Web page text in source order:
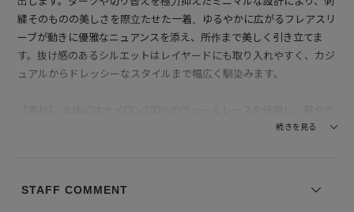
繍そのものの美しさを際立たせた一着。ゆるやかに広がるフレアスリ
ーブが動きに優雅なニュアンスを添え、所作まで美しく引き立てま
す。抜け感のあるシルエットはレイヤードにも取り入れやすく、カジ
ュアルからドレッシーなスタイルまで幅広く馴染みます。
で透け感のある仕上がりに。ポリエステルの刺繍糸で表現された柄が
続きを見る
STAFF COMMENT